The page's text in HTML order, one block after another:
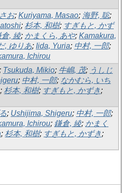
お; Kuriyama, Masao; 海野, 聡;
; 杉本, 和樹; すぎもと, かず
倉, 綾; かまくら, あや; Kamakura,
, ゆりあ; Iida, Yuria; 中村, 一郎;
Ichirou
Tsukuda, Mikio; 牛嶋, 茂; うしじ
; 中村, 一郎; なかむら, いち
; 杉本, 和樹; すぎもと, かずき;
; Ushijima, Shigeru; 中村, 一郎;
Ichirou; 鎌倉, 綾; かまく
; 杉本, 和樹; すぎもと, かずき;